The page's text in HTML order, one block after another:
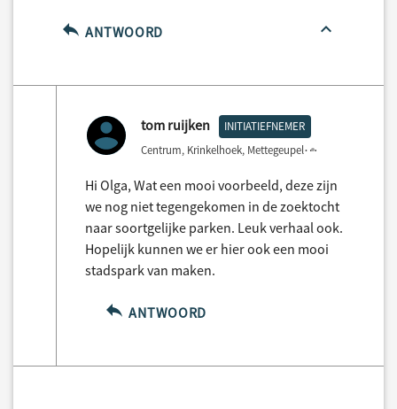
ANTWOORD
tom ruijken INITIATIEFNEMER
Centrum, Krinkelhoek, Mettegeupel
Hi Olga, Wat een mooi voorbeeld, deze zijn
we nog niet tegengekomen in de zoektocht
naar soortgelijke parken. Leuk verhaal ook.
Hopelijk kunnen we er hier ook een mooi
stadspark van maken.
ANTWOORD